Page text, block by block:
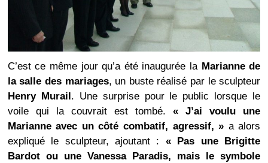
C’est ce même jour qu’a été inaugurée la Marianne de
la salle des mariages, un buste réalisé par le sculpteur
Henry Murail. Une surprise pour le public lorsque le
voile qui la couvrait est tombé.« J’ai voulu une
Marianne avec un côté combatif, agressif, » a alors
expliqué le sculpteur, ajoutant : « Pas une Brigitte
Bardot ou une Vanessa Paradis, mais le symbole